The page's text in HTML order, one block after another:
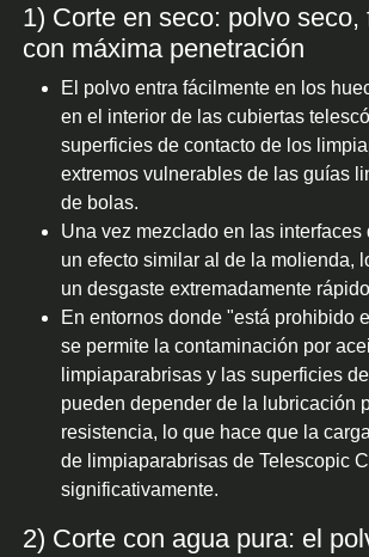
1) Corte en seco: polvo seco,
con máxima penetración
El polvo entra fácilmente en los
en el interior de las cubiertas
superficies de contacto de los
extremos vulnerables de las guías
de bolas.
Una vez mezclado en las interfaces
un efecto similar al de la molienda,
un desgaste extremadamente
En entornos donde "está prohibido
se permite la contaminación por
limpiaparabrisas y las superficies
pueden depender de la lubricación
resistencia, lo que hace que la
de limpiaparabrisas de Telescopic
significativamente.
2) Corte con agua pura: el